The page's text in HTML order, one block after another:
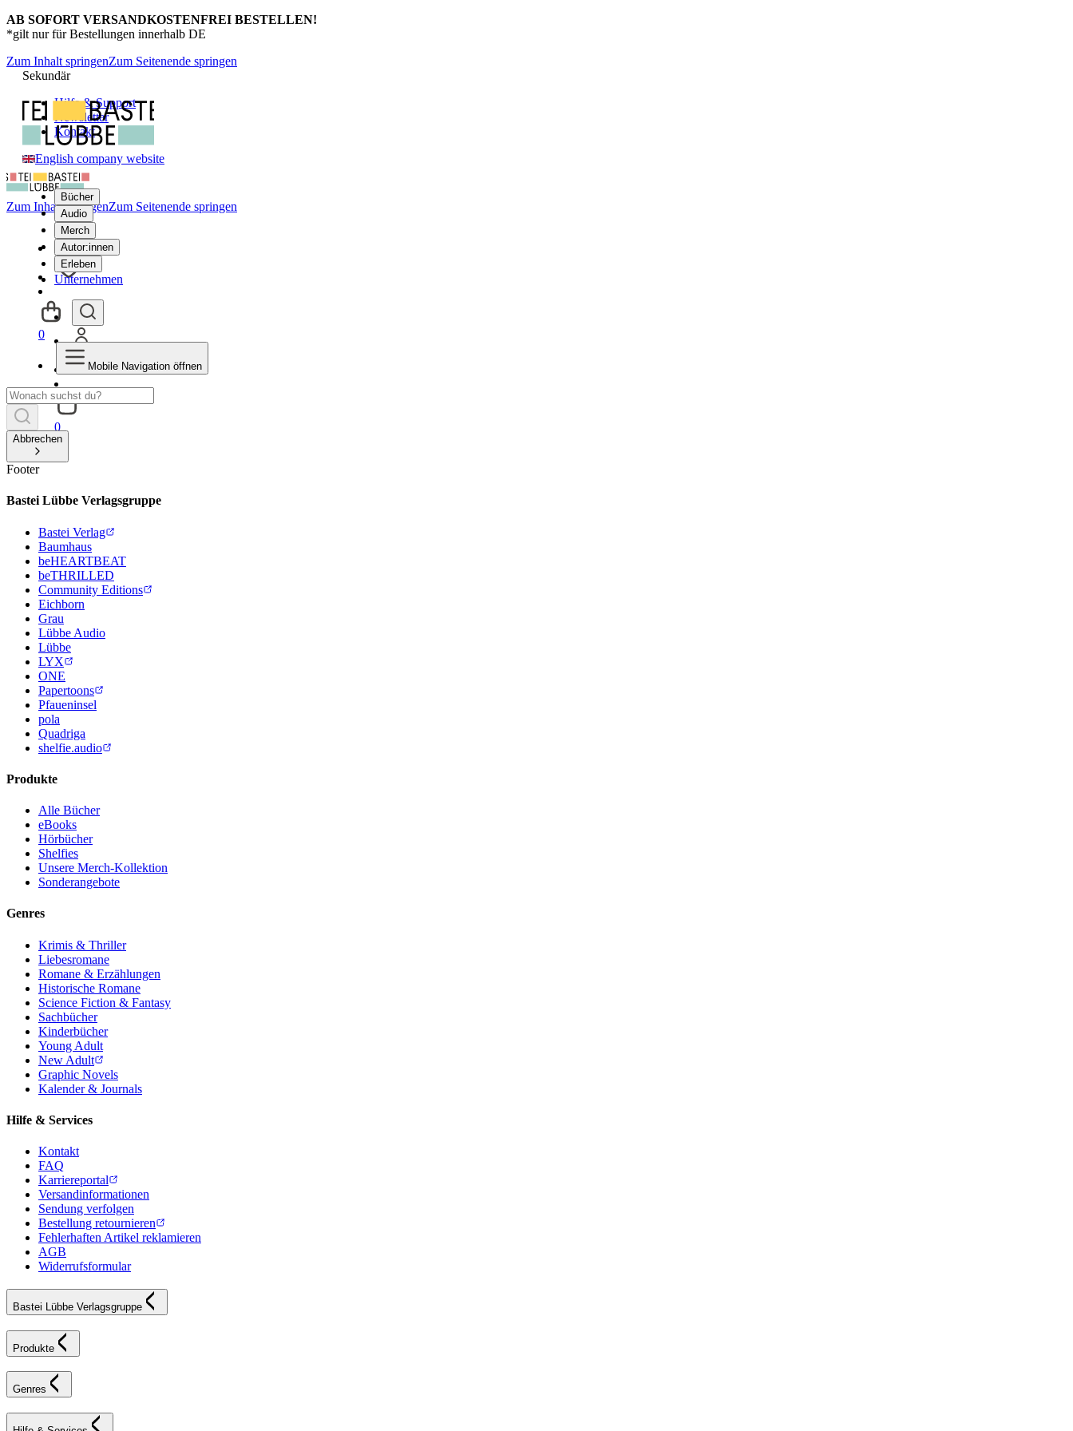
AB SOFORT VERSANDKOSTENFREI BESTELLEN!
*gilt nur für Bestellungen innerhalb DE
Zum Inhalt springenZum Seitenende springen
Sekundär
Hilfe & Support
Newsletter
Kontakt
English company website
Bücher
Audio
Merch
Autor:innen
Erleben
Unternehmen
0
Zum Inhalt springenZum Seitenende springen
0
Mobile Navigation öffnen
Abbrechen
Footer
Bastei Lübbe Verlagsgruppe
Bastei Verlag
Baumhaus
beHEARTBEAT
beTHRILLED
Community Editions
Eichborn
Grau
Lübbe Audio
Lübbe
LYX
ONE
Papertoons
Pfaueninsel
pola
Quadriga
shelfie.audio
Produkte
Alle Bücher
eBooks
Hörbücher
Shelfies
Unsere Merch-Kollektion
Sonderangebote
Genres
Krimis & Thriller
Liebesromane
Romane & Erzählungen
Historische Romane
Science Fiction & Fantasy
Sachbücher
Kinderbücher
Young Adult
New Adult
Graphic Novels
Kalender & Journals
Hilfe & Services
Kontakt
FAQ
Karriereportal
Versandinformationen
Sendung verfolgen
Bestellung retournieren
Fehlerhaften Artikel reklamieren
AGB
Widerrufsformular
Bastei Lübbe Verlagsgruppe
Produkte
Genres